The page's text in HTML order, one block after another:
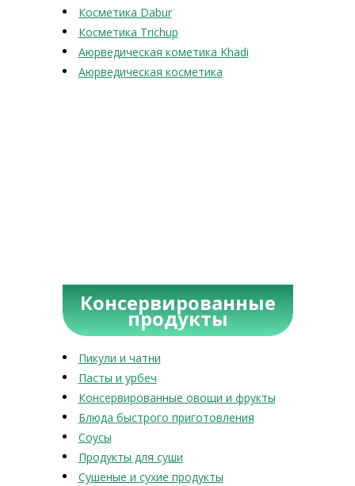
Косметика Dabur
Косметика Trichup
Аюрведическая кометика Khadi
Аюрведическая косметика
Консервированные
продукты
Пикули и чатни
Пасты и урбеч
Консервированные овощи и фрукты
Блюда быстрого приготовления
Соусы
Продукты для суши
Сушеные и сухие продукты